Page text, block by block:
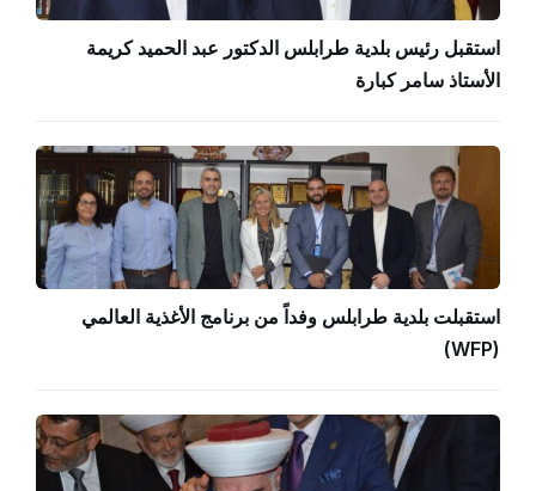
استقبل رئيس بلدية طرابلس الدكتور عبد الحميد كريمة
الأستاذ سامر كبارة
استقبلت بلدية طرابلس وفداً من برنامج الأغذية العالمي
(WFP)